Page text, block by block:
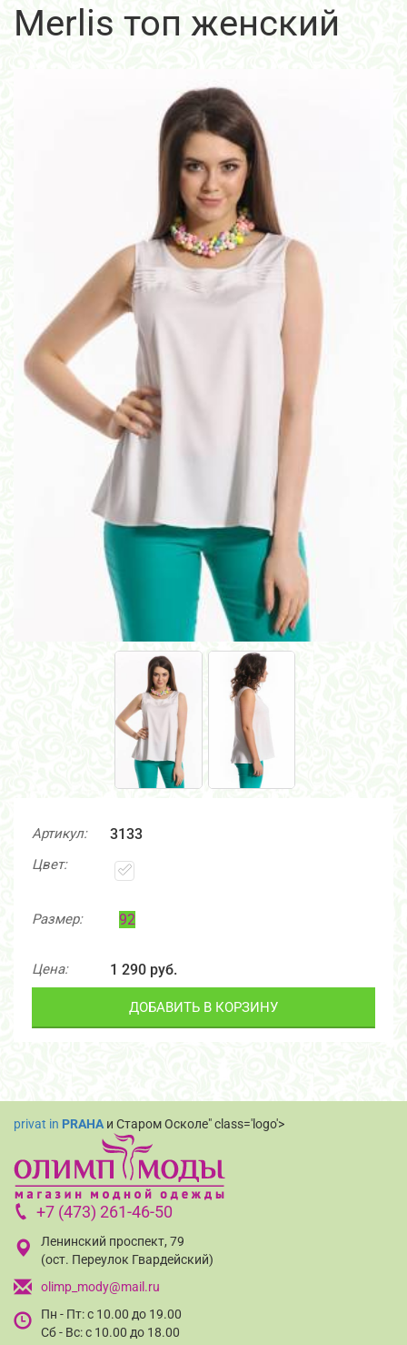
Merlis топ женский
Артикул: 3133
Цвет:
Размер: 92
Цена: 1 290 руб.
ДОБАВИТЬ В КОРЗИНУ
privat in PRAHA и Старом Осколе" class='logo'>
+7 (473) 261-46-50
Ленинский проспект, 79
(ост. Переулок Гвардейский)
olimp_mody@mail.ru
Пн - Пт: с 10.00 до 19.00
Сб - Вс: с 10.00 до 18.00